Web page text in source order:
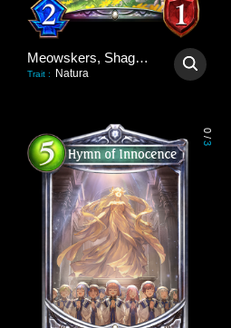
Meowskers, Shaggy Consul
Trait : Natura
0
/
3